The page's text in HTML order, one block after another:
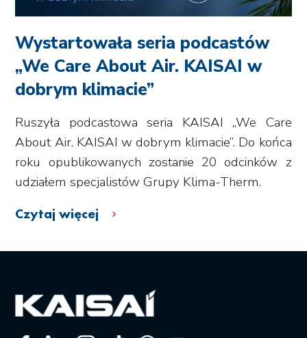
Wystartowała seria podcastów
„We Care About Air. KAISAI w
dobrym klimacie”
Ruszyła podcastowa seria KAISAI „We Care
About Air. KAISAI w dobrym klimacie”. Do końca
roku opublikowanych zostanie 20 odcinków z
udziałem specjalistów Grupy Klima-Therm.
Czytaj więcej